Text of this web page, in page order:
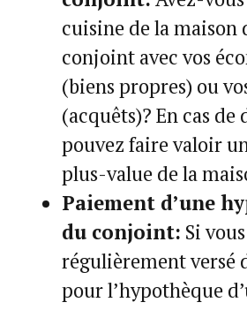
cuisine de la maison
conjoint avec vos
(biens propres) ou
(acquêts)? En cas de
pouvez faire valoir
plus-value de la
Paiement d’une
du conjoint: Si
régulièrement versé
pour l’hypothèque